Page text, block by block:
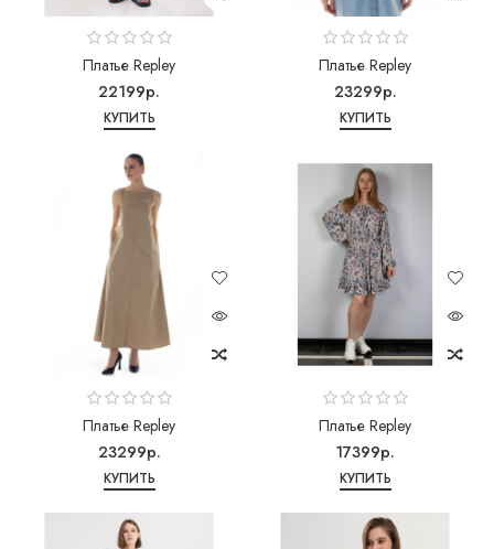
Платье Repley
22199р.
КУПИТЬ
Платье Repley
23299р.
КУПИТЬ
Платье Repley
23299р.
КУПИТЬ
Платье Repley
17399р.
КУПИТЬ